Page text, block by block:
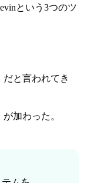
という3つのツ
と言われてき
加わった。